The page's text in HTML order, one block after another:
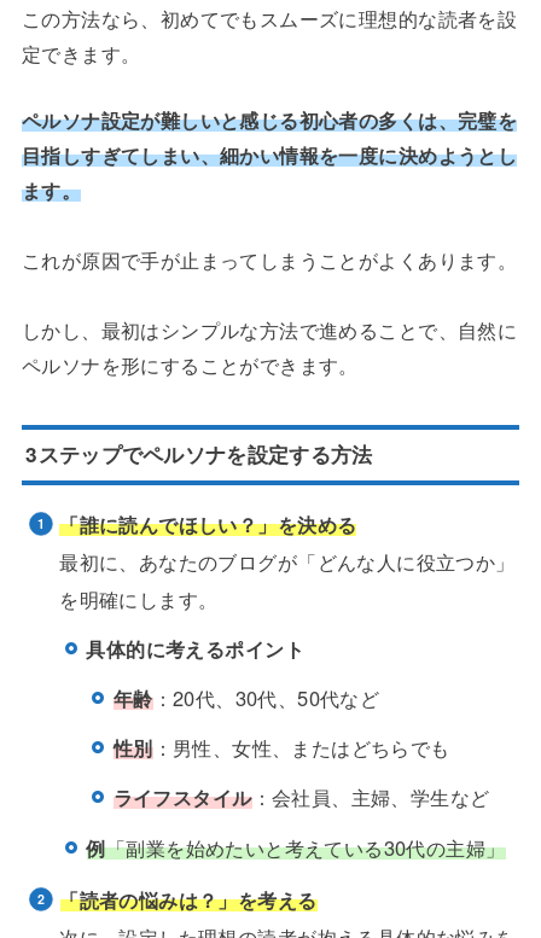
この方法なら、初めてでもスムーズに理想的な読者を設
定できます。
ペルソナ設定が難しいと感じる初心者の多くは、完璧を
目指しすぎてしまい、細かい情報を一度に決めようとし
ます。
これが原因で手が止まってしまうことがよくあります。
しかし、最初はシンプルな方法で進めることで、自然に
ペルソナを形にすることができます。
3ステップでペルソナを設定する方法
「誰に読んでほしい？」を決める
最初に、あなたのブログが「どんな人に役立つか」
を明確にします。
具体的に考えるポイント
年齢：20代、30代、50代など
性別：男性、女性、またはどちらでも
ライフスタイル：会社員、主婦、学生など
例「副業を始めたいと考えている30代の主婦」
「読者の悩みは？」を考える